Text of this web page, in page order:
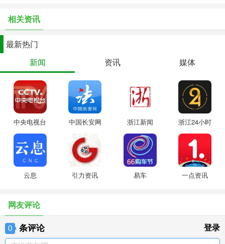
相关资讯
最新热门
新闻
资讯 媒体
中央电视台 中国长安网 浙江新闻 浙江24小时
云息 引力资讯 易车 一点资讯
网友评论
0 条评论 登录